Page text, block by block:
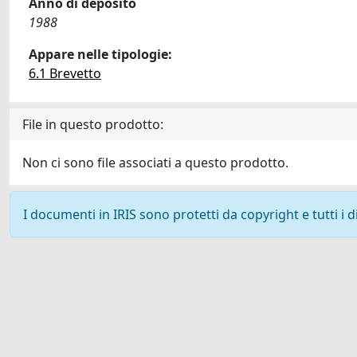
1988
Appare nelle tipologie:
6.1 Brevetto
File in questo prodotto:
Non ci sono file associati a questo prodotto.
I documenti in IRIS sono protetti da copyright e tutti i